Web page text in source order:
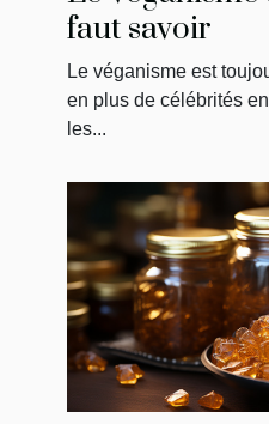
faut savoir
Le véganisme est
en plus de célébrités
les...